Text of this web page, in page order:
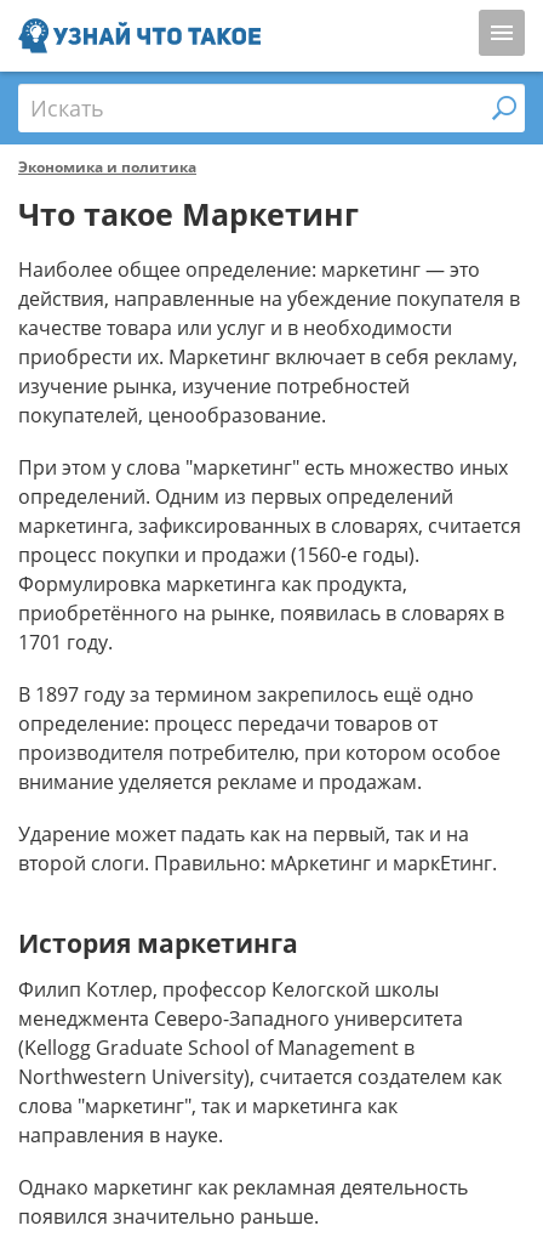
Искать
Экономика и политика
Что такое Маркетинг
Наиболее общее определение: маркетинг — это
действия, направленные на убеждение покупателя в
качестве товара или услуг и в необходимости
приобрести их. Маркетинг включает в себя рекламу,
изучение рынка, изучение потребностей
покупателей, ценообразование.
При этом у слова "маркетинг" есть множество иных
определений. Одним из первых определений
маркетинга, зафиксированных в словарях, считается
процесс покупки и продажи (1560-е годы).
Формулировка маркетинга как продукта,
приобретённого на рынке, появилась в словарях в
1701 году.
В 1897 году за термином закрепилось ещё одно
определение: процесс передачи товаров от
производителя потребителю, при котором особое
внимание уделяется рекламе и продажам.
Ударение может падать как на первый, так и на
второй слоги. Правильно: мАркетинг и маркЕтинг.
История маркетинга
Филип Котлер, профессор Келогской школы
менеджмента Северо-Западного университета
(Kellogg Graduate School of Management в
Northwestern University), считается создателем как
слова "маркетинг", так и маркетинга как
направления в науке.
Однако маркетинг как рекламная деятельность
появился значительно раньше.